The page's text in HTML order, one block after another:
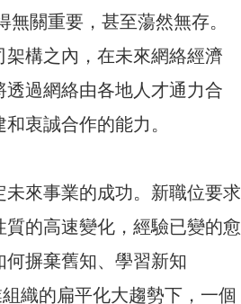
關重要，甚至蕩然無存。
構之內，在未來網絡經濟
過網絡由各地人才通力合
衷誠合作的能力。
來事業的成功。新職位要求
的高速變化，經驗已變的愈
摒棄舊知、學習新知
織的扁平化大趨勢下，一個